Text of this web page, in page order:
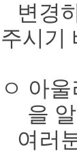
변경
주시기
ㅇ 아
을
여러